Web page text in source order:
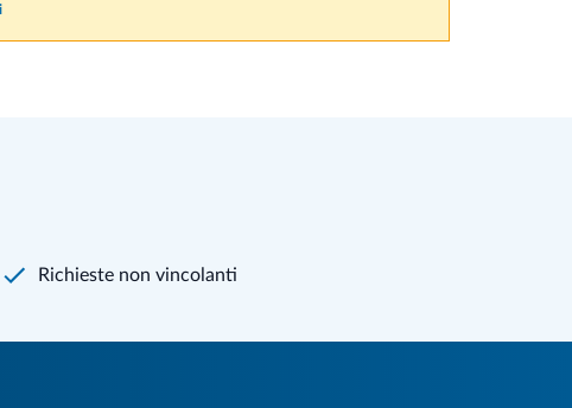
Richieste non vincolanti